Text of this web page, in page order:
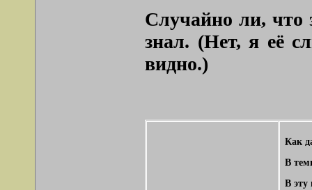
Случайно ли, что
знал. (Нет, я её
видно.)
Как
В
В эту